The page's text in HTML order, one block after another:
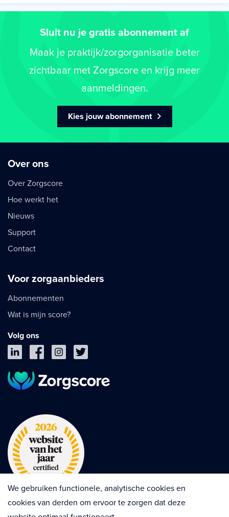
Sluit nu je gratis abonnement af
Maak je praktijk/zorgorganisatie beter
zichtbaar met Zorgscore en krijg meer
aanmeldingen.
Kies jouw abonnement
Over ons
Over Zorgscore
Hoe werkt het
Nieuws
Support
Contact
Voor zorgaanbieders
Abonnementen
Wat is mijn score?
Volg ons
We gebruiken functionele, analytische cookies en
cookies van derden om ervoor te zorgen dat deze